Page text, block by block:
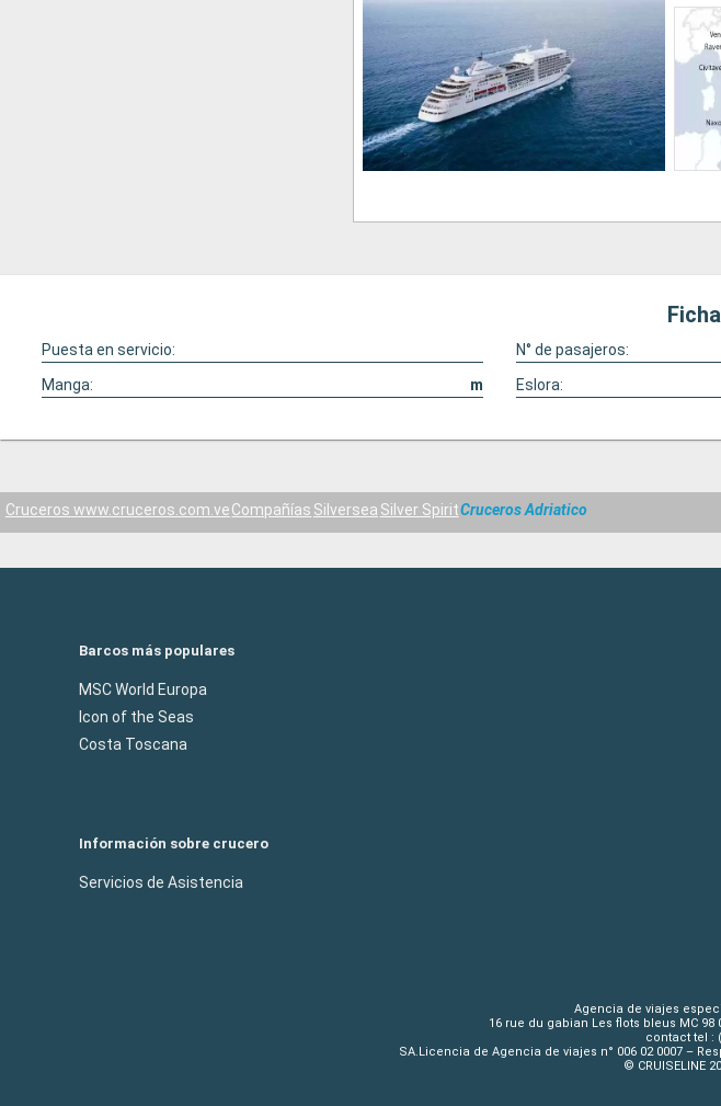
Puesta en servicio: N° de pasajeros:
Manga:
m Eslora:
Cruceros www.cruceros.com.veCompañías Silversea Silver SpiritCruceros Adriatico
Barcos más populares
MSC World Europa
Icon of the Seas
Costa Toscana
Información sobre crucero
Servicios de Asistencia
Agencia de viajes
16 rue du gabian Les flots bleus MC
contact tel :
SA.Licencia de Agencia de viajes n° 006 02 0007 –
© CRUISELINE